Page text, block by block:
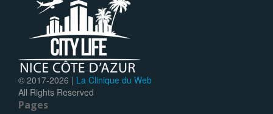
© 2017-2026 | La Clinique du Web
All Rights Reserved
Pages